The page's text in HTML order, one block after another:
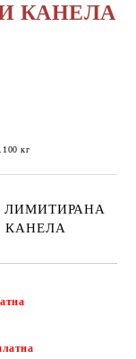
КАНЕЛА
кг
ЛИМИТИРАНА
КАНЕЛА